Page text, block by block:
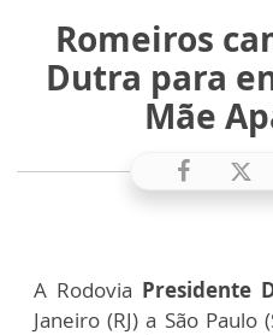
Romeiros
Dutra para
Mãe
A Rodovia Presidente
Janeiro (RJ) a São Paulo